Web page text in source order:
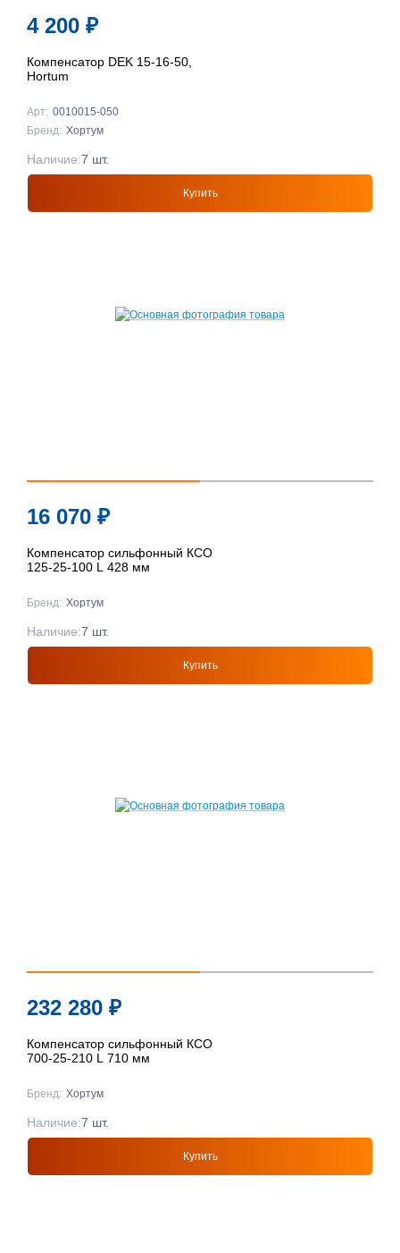
4 200 ₽
Компенсатор DEK 15-16-50,
Hortum
Арт: 0010015-050
Бренд: Хортум
Купить
Наличие:7 шт.
16 070 ₽
Компенсатор сильфонный КСО
125-25-100 L 428 мм
Бренд: Хортум
Купить
Наличие:7 шт.
232 280 ₽
Компенсатор сильфонный КСО
700-25-210 L 710 мм
Бренд: Хортум
Купить
Наличие:7 шт.